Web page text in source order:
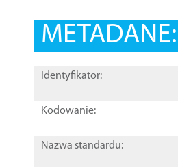
METADANE:
Identyfikator:
Kodowanie:
Nazwa standardu: